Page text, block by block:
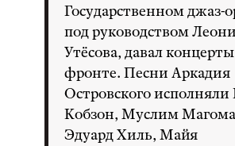
Государственном джаз-
под руководством
Утёсова, давал
фронте. Песни Аркадия
Островского
Кобзон, Муслим
Эдуард Хиль, Майя